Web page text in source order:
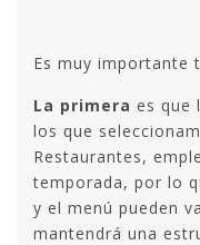
Es muy importante
La primera es que
los que
Restaurantes,
temporada, por lo
y el menú pueden
mantendrá una